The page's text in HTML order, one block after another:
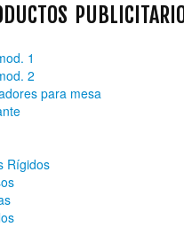
1
2
para mesa
Rígidos